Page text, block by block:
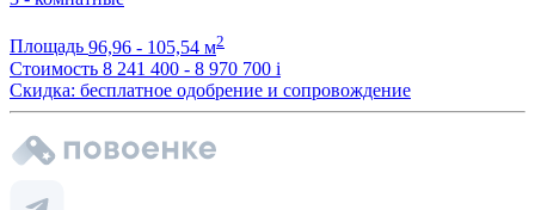
Площадь 96,96 - 105,54 м2
Стоимость 8 241 400 - 8 970 700 i
Скидка: бесплатное одобрение и сопровождение